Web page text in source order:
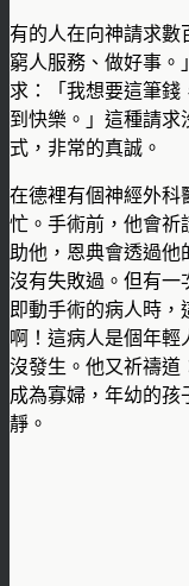
有的人在向神請求數
窮人服務、做好事
求：「我想要這筆錢
到快樂。」這種請求
式，非常的真誠。
在德裡有個神經外科
忙。手術前，他會祈
助他，恩典會透過他
沒有失敗過。但有一
即動手術的病人時，
啊！這病人是個年
沒發生。他又祈禱道
成為寡婦，年幼的孩
靜。